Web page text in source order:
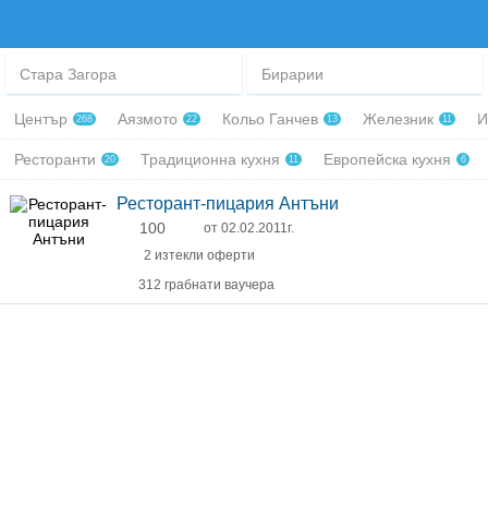
Стара Загора Бирарии
Център 268 Аязмото 22 Кольо Ганчев 13 Железник 11
Ресторанти 20 Традиционна кухня 11 Европейска кухня 6
Ресторант-пицария Антъни
100
от 02.02.2011г.
2 изтекли оферти
312 грабнати ваучера